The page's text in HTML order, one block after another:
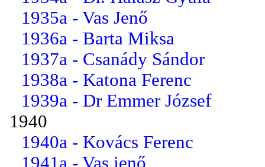
1935a - Vas Jenő
1936a - Barta Miksa
1937a - Csanády Sándor
1938a - Katona Ferenc
1939a - Dr Emmer József
1940
1940a - Kovács Ferenc
1941a - Vas jenő